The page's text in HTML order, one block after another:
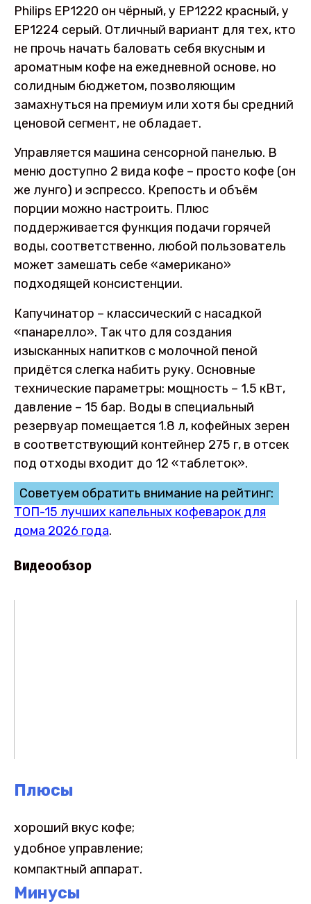
Philips EP1220 он чёрный, у EP1222 красный, у
EP1224 серый. Отличный вариант для тех, кто
не прочь начать баловать себя вкусным и
ароматным кофе на ежедневной основе, но
солидным бюджетом, позволяющим
замахнуться на премиум или хотя бы средний
ценовой сегмент, не обладает.
Управляется машина сенсорной панелью. В
меню доступно 2 вида кофе – просто кофе (он
же лунго) и эспрессо. Крепость и объём
порции можно настроить. Плюс
поддерживается функция подачи горячей
воды, соответственно, любой пользователь
может замешать себе «американо»
подходящей консистенции.
Капучинатор – классический с насадкой
«панарелло». Так что для создания
изысканных напитков с молочной пеной
придётся слегка набить руку. Основные
технические параметры: мощность – 1.5 кВт,
давление – 15 бар. Воды в специальный
резервуар помещается 1.8 л, кофейных зерен
в соответствующий контейнер 275 г, в отсек
под отходы входит до 12 «таблеток».
Советуем обратить внимание на рейтинг:
ТОП-15 лучших капельных кофеварок для
дома 2026 года.
Видеообзор
Плюсы
хороший вкус кофе;
удобное управление;
компактный аппарат.
Минусы